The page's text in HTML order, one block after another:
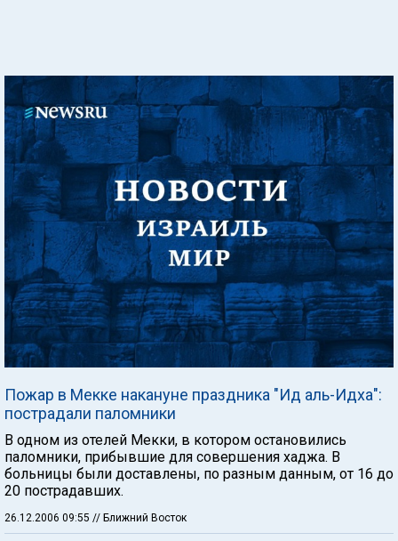
Пожар в Мекке накануне праздника "Ид аль-Идха":
пострадали паломники
В одном из отелей Мекки, в котором остановились
паломники, прибывшие для совершения хаджа. В
больницы были доставлены, по разным данным, от 16 до
20 пострадавших.
26.12.2006 09:55 // Ближний Восток